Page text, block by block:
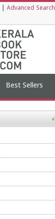
Advanced Search
Best Sellers